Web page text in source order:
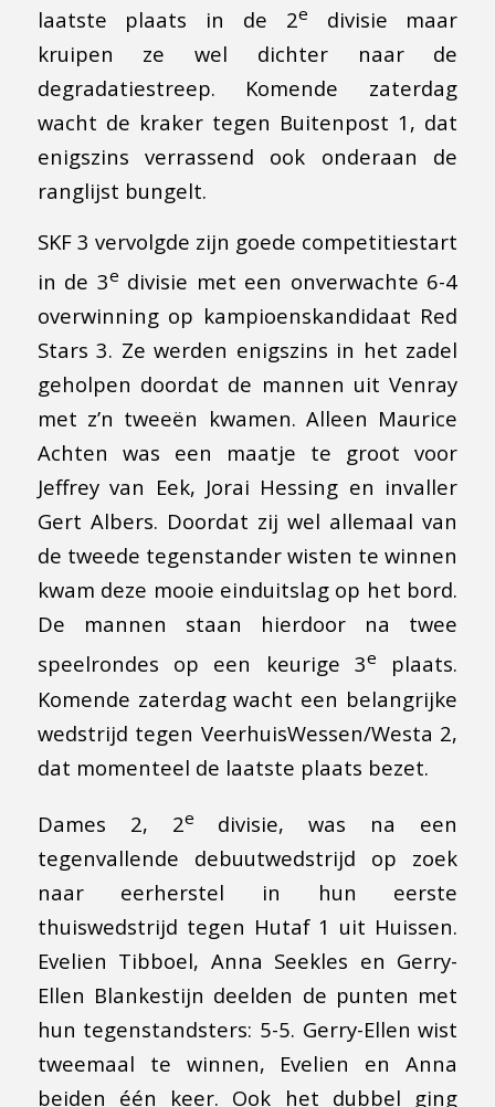
laatste plaats in de 2e
divisie maar
kruipen ze wel dichter naar de
degradatiestreep. Komende zaterdag
wacht de kraker tegen Buitenpost 1, dat
enigszins verrassend ook onderaan de
ranglijst bungelt.
SKF 3 vervolgde zijn goede competitiestart
in de 3e divisie met een onverwachte 6-4
overwinning op kampioenskandidaat Red
Stars 3. Ze werden enigszins in het zadel
geholpen doordat de mannen uit Venray
met z’n tweeën kwamen. Alleen Maurice
Achten was een maatje te groot voor
Jeffrey van Eek, Jorai Hessing en invaller
Gert Albers. Doordat zij wel allemaal van
de tweede tegenstander wisten te winnen
kwam deze mooie einduitslag op het bord.
De mannen staan hierdoor na twee
speelrondes op een keurige 3e
plaats.
Komende zaterdag wacht een belangrijke
wedstrijd tegen VeerhuisWessen/Westa 2,
dat momenteel de laatste plaats bezet.
Dames 2, 2e
divisie, was na een
tegenvallende debuutwedstrijd op zoek
naar eerherstel in hun eerste
thuiswedstrijd tegen Hutaf 1 uit Huissen.
Evelien Tibboel, Anna Seekles en Gerry-
Ellen Blankestijn deelden de punten met
hun tegenstandsters: 5-5. Gerry-Ellen wist
tweemaal te winnen, Evelien en Anna
beiden één keer. Ook het dubbel ging